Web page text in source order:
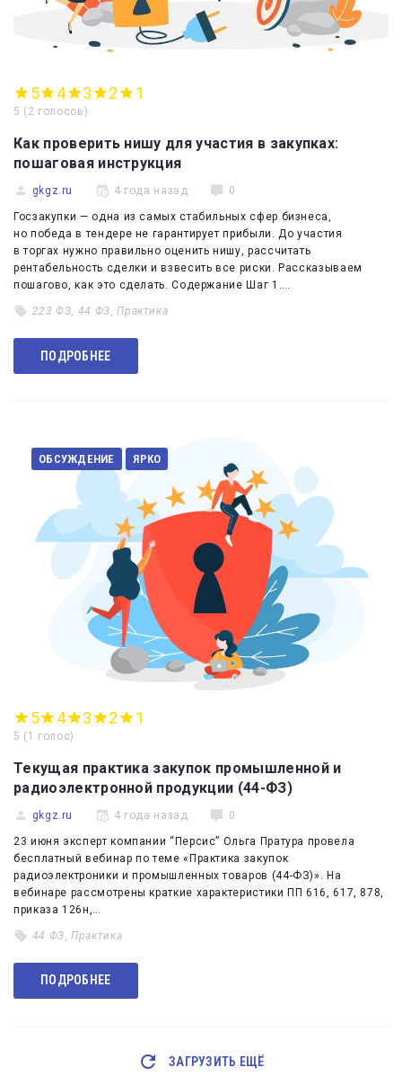
5 4 3 2 1
5 ( 2 голосов )
Как проверить нишу для участия в закупках:
пошаговая инструкция
gkgz.ru 4 года назад 0
Госзакупки — одна из самых стабильных сфер бизнеса,
но победа в тендере не гарантирует прибыли. До участия
в торгах нужно правильно оценить нишу, рассчитать
рентабельность сделки и взвесить все риски. Рассказываем
пошагово, как это сделать. Содержание Шаг 1.…
223 ФЗ, 44 ФЗ,Практика
ПОДРОБНЕЕ
ОБСУЖДЕНИЕ ЯРКО
5 4 3 2 1
5 (1 голос)
Текущая практика закупок промышленной и
радиоэлектронной продукции (44-ФЗ)
gkgz.ru 4 года назад 0
23 июня эксперт компании “Персис” Ольга Пратура провела
бесплатный вебинар по теме «Практика закупок
радиоэлектроники и промышленных товаров (44-ФЗ)». На
вебинаре рассмотрены краткие характеристики ПП 616, 617, 878,
приказа 126н,…
44 ФЗ ,Практика
ПОДРОБНЕЕ
ЗАГРУЗИТЬ ЕЩЁ